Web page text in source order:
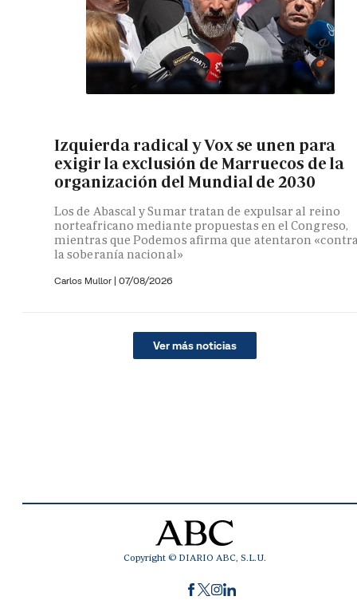
Izquierda radical y Vox se unen para
exigir la exclusión de Marruecos de la
organización del Mundial de 2030
Los de Abascal y Sumar tratan de expulsar al reino
norteafricano mediante propuestas en el Congreso,
mientras que Podemos afirma que atentaron
la soberanía nacional»
Carlos Mullor | 07/08/2026
Ver más noticias
Copyright © DIARIO ABC, S.L.U.